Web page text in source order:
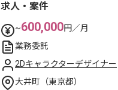
求人・案件
~600,000円／月
業務委託
2Dキャラクターデザイナー
大井町（東京都）